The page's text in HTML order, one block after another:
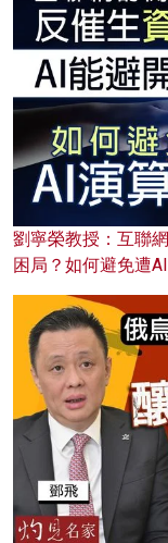
劉寧榮教授：互聯
困局？如何避免遭